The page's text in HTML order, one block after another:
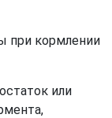
при кормлении
или